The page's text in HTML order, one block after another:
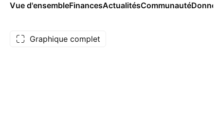
Vue d'ensembleFinancesActualitésCommunauté
Graphique complet